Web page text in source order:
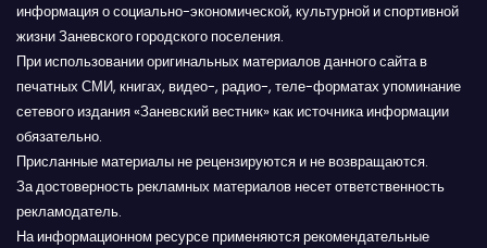
информация о социально-экономической, культурной и спортивной
жизни Заневского городского поселения.
При использовании оригинальных материалов данного сайта в
печатных СМИ, книгах, видео-, радио-, теле-форматах упоминание
сетевого издания «Заневский вестник» как источника информации
обязательно.
Присланные материалы не рецензируются и не возвращаются.
За достоверность рекламных материалов несет ответственность
рекламодатель.
На информационном ресурсе применяются рекомендательные